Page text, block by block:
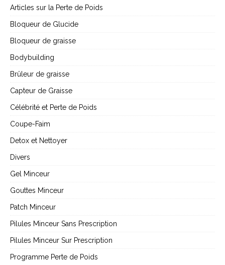
Articles sur la Perte de Poids
Bloqueur de Glucide
Bloqueur de graisse
Bodybuilding
Brûleur de graisse
Capteur de Graisse
Célébrité et Perte de Poids
Coupe-Faim
Detox et Nettoyer
Divers
Gel Minceur
Gouttes Minceur
Patch Minceur
Pilules Minceur Sans Prescription
Pilules Minceur Sur Prescription
Programme Perte de Poids